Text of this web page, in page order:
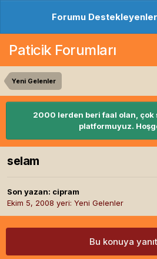
Forumu
Paticik Forumları
Yeni Gelenler
2000 lerden beri faal olan, çok
platformuyuz.
selam
Son yazan: cipram
Ekim 5, 2008 yeri: Yeni Gelenler
Bu konuya